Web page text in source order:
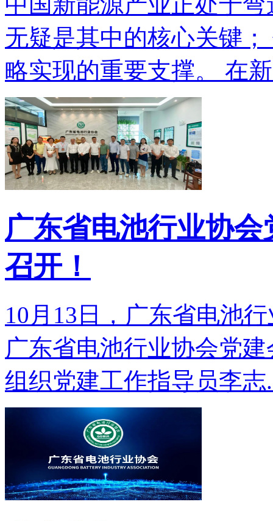
无疑是其中的核心关键
略实现的重要支撑。 在
广东省电池行业协
召开！
10月13日，广东省电池
广东省电池行业协会党
组织党建工作指导员李志